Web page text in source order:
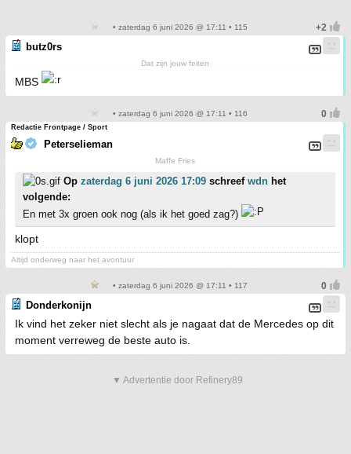
• zaterdag 6 juni 2026 @ 17:11 • 115
butz0rs
Dat zijn jouw feiten
MBS
• zaterdag 6 juni 2026 @ 17:11 • 116
Redactie Frontpage / Sport
Peterselieman
Maffe Fries
Op zaterdag 6 juni 2026 17:09 schreef wdn het
volgende:
En met 3x groen ook nog (als ik het goed zag?)
klopt
Altijd onderweg naar het avontuur
• zaterdag 6 juni 2026 @ 17:11 • 117
Donderkonijn
Ik vind het zeker niet slecht als je nagaat dat de Mercedes op dit
moment verreweg de beste auto is.
▼ Advertentie door Refinery89